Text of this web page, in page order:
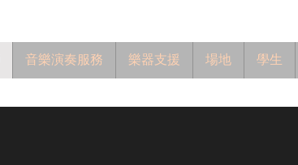
音樂演奏服務 樂器支援 場地 學生